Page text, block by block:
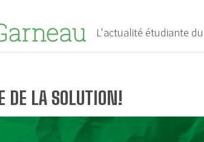
L'actualité étudiante du
DE LA SOLUTION!